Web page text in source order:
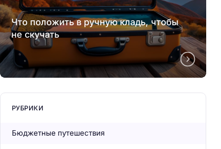
Что положить в ручную кладь, чтобы
не скучать
РУБРИКИ
Бюджетные путешествия